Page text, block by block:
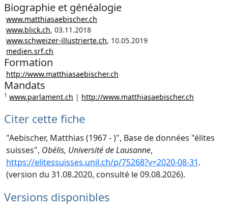
Biographie et généalogie
www.matthiasaebischer.ch
www.blick.ch, 03.11.2018
www.schweizer-illustrierte.ch, 10.05.2019
medien.srf.ch
Formation
http://www.matthiasaebischer.ch
Mandats
1 www.parlament.ch | http://www.matthiasaebischer.ch
Citer cette fiche
"Aebischer, Matthias (1967 - )", Base de données "élites
suisses", Obélis, Université de Lausanne,
https://elitessuisses.unil.ch/p/75268?v=2020-08-31.
(version du 31.08.2020, consulté le 09.08.2026).
Versions disponibles